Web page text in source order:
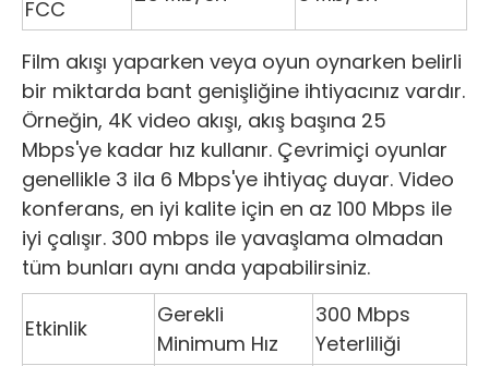
FCC
Film akışı yaparken veya oyun oynarken belirli
bir miktarda bant genişliğine ihtiyacınız vardır.
Örneğin, 4K video akışı, akış başına 25
Mbps'ye kadar hız kullanır. Çevrimiçi oyunlar
genellikle 3 ila 6 Mbps'ye ihtiyaç duyar. Video
konferans, en iyi kalite için en az 100 Mbps ile
iyi çalışır. 300 mbps ile yavaşlama olmadan
tüm bunları aynı anda yapabilirsiniz.
Etkinlik
Gerekli
Minimum Hız
300 Mbps
Yeterliliği